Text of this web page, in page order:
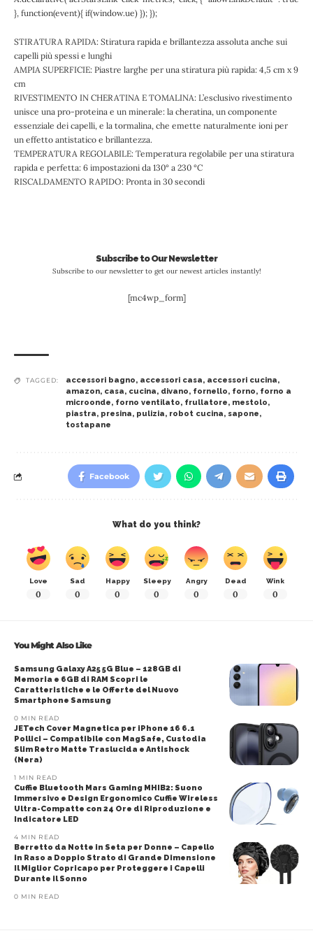
}, function(event){ if(window.ue) }); });
STIRATURA RAPIDA: Stiratura rapida e brillantezza assoluta anche sui
capelli più spessi e lunghi
AMPIA SUPERFICIE: Piastre larghe per una stiratura più rapida: 4,5 cm x 9
cm
RIVESTIMENTO IN CHERATINA E TOMALINA: L’esclusivo rivestimento
unisce una pro-proteina e un minerale: la cheratina, un componente
essenziale dei capelli, e la tormalina, che emette naturalmente ioni per
un effetto antistatico e brillantezza.
TEMPERATURA REGOLABILE: Temperatura regolabile per una stiratura
rapida e perfetta: 6 impostazioni da 130° a 230 °C
RISCALDAMENTO RAPIDO: Pronta in 30 secondi
Subscribe to Our Newsletter
Subscribe to our newsletter to get our newest articles instantly!
[mc4wp_form]
TAGGED: accessori bagno, accessori casa, accessori cucina,
amazon, casa, cucina, divano, fornello, forno, forno a
microonde, forno ventilato, frullatore, mestolo,
piastra, presina, pulizia, robot cucina, sapone,
tostapane
Facebook
What do you think?
Love
0
Sad
0
Happy
0
Sleepy
0
Angry
0
Dead
0
Wink
0
You Might Also Like
Samsung Galaxy A25 5G Blue – 128GB di
Memoria e 6GB di RAM Scopri le
Caratteristiche e le Offerte del Nuovo
Smartphone Samsung
0 MIN READ
JETech Cover Magnetica per iPhone 16 6.1
Pollici – Compatibile con MagSafe, Custodia
Slim Retro Matte Traslucida e Antishock
(Nera)
1 MIN READ
Cuffie Bluetooth Mars Gaming MHIB2: Suono
Immersivo e Design Ergonomico Cuffie Wireless
Ultra-Compatte con 24 Ore di Riproduzione e
Indicatore LED
4 MIN READ
Berretto da Notte in Seta per Donne – Capello
in Raso a Doppio Strato di Grande Dimensione
Il Miglior Copricapo per Proteggere i Capelli
Durante il Sonno
0 MIN READ